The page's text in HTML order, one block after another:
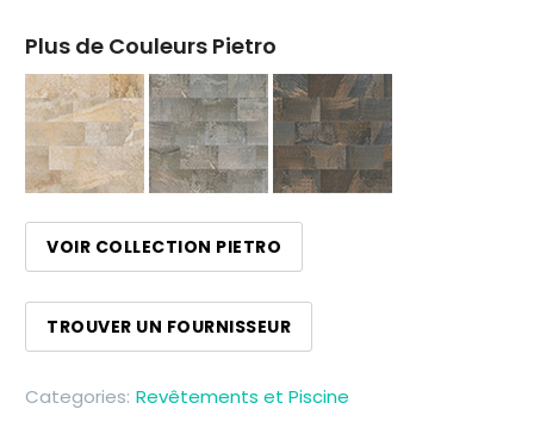
Plus de Couleurs Pietro
VOIR COLLECTION PIETRO
TROUVER UN FOURNISSEUR
Categories: Revêtements et Piscine